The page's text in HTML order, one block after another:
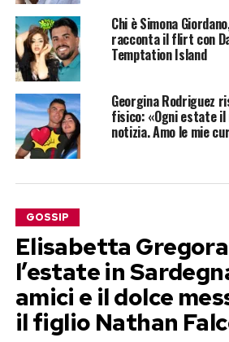
Chi è Simona
racconta il flirt con
Temptation Island
Georgina Rodriguez
fisico: «Ogni estate il
notizia. Amo le mie
GOSSIP
Elisabetta
l’estate in
amici e il dolce
il figlio Nathan